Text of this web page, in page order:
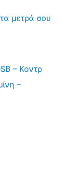
μετρά σου
– Κοντρ
–